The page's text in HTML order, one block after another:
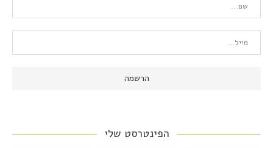
הפינטרסט שלי